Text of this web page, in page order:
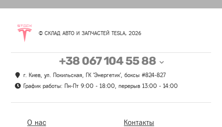
© СКЛАД АВТО И ЗАПЧАСТЕЙ TESLA, 2026
+38 067 104 55 88
г. Киев, ул. Покильская, ГК 'Энергетик', боксы #824-827
График работы: Пн-Пт 9:00 - 18:00, перерыв 13:00 - 14:00
О нас Контакты